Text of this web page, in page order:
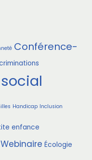
Conférence-
Handicap Inclusion
enfance
Webinaire Écologie